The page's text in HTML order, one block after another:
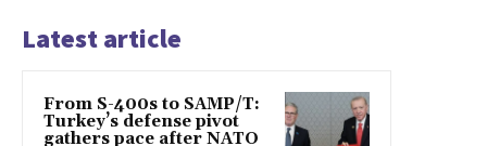
Latest article
From S-400s to SAMP/T:
Turkey’s defense pivot
gathers pace after NATO